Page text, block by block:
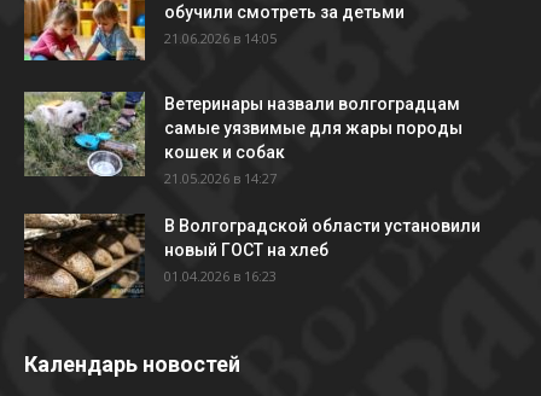
обучили смотреть за детьми
21.06.2026 в 14:05
Ветеринары назвали волгоградцам
самые уязвимые для жары породы
кошек и собак
21.05.2026 в 14:27
В Волгоградской области установили
новый ГОСТ на хлеб
01.04.2026 в 16:23
Календарь новостей